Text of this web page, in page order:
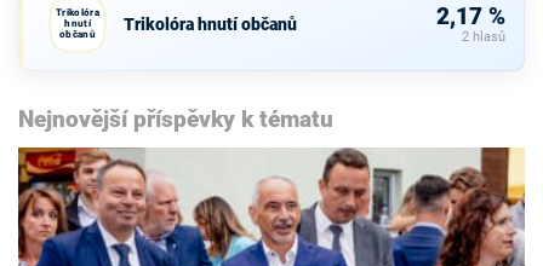
Trikolóra
hnutí
občanů
Trikolóra hnutí občanů 2,17 %
2 hlasů
Nejnovější příspěvky k tématu